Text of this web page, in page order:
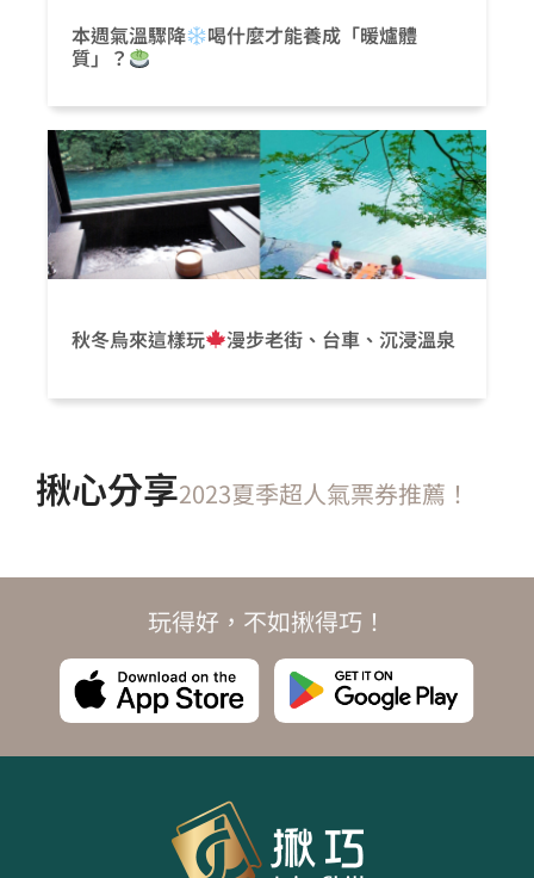
本週氣溫驟降 喝什麼才能養成「暖爐體
質」？
秋冬烏來這樣玩 漫步老街、台車、沉浸溫泉
揪心分享2023夏季超人氣票券推薦！
玩得好，不如揪得巧！